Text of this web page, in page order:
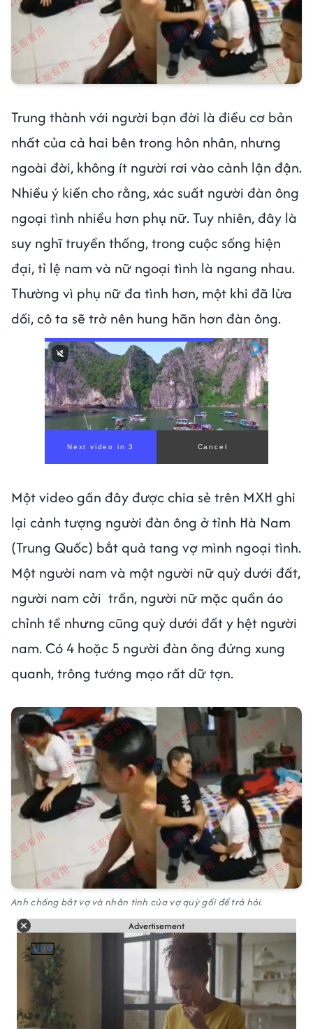
Trung thành với người bạn đời là điều cơ bản
nhất của cả hai bên trong hôn nhân, nhưng
ngoài đời, không ít người rơi vào cảnh lận đận.
Nhiều ý kiến cho rằng, xác suất người đàn ông
ngoại tình nhiều hơn phụ nữ. Tuy nhiên, đây là
suy nghĩ truyền thống, trong cuộc sống hiện
đại, tỉ lệ nam và nữ ngoại tình là ngang nhau.
Thường vì phụ nữ đa tình hơn, một khi đã lừa
dối, cô ta sẽ trở nên hung hãn hơn đàn ông.
Next video in 1 Cancel
Một video gần đây được chia sẻ trên MXH ghi
lại cảnh tượng người đàn ông ở tỉnh Hà Nam
(Trung Quốc) bắt quả tang vợ mình ngoại tình.
Một người nam và một người nữ quỳ dưới đất,
người nam cởi trần, người nữ mặc quần áo
chỉnh tề nhưng cũng quỳ dưới đất y hệt người
nam. Có 4 hoặc 5 người đàn ông đứng xung
quanh, trông tướng mạo rất dữ tợn.
Anh chồng bắt vợ và nhân tình của vợ quỳ gối để trả hỏi.
Advertisement